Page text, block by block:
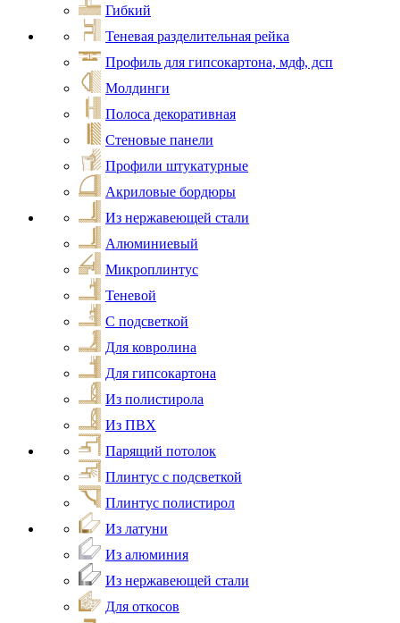
Гибкий
Теневая разделительная рейка
Профиль для гипсокартона, мдф, дсп
Молдинги
Полоса декоративная
Стеновые панели
Профили штукатурные
Акриловые бордюры
Из нержавеющей стали
Алюминиевый
Микроплинтус
Теневой
С подсветкой
Для ковролина
Для гипсокартона
Из полистирола
Из ПВХ
Парящий потолок
Плинтус с подсветкой
Плинтус полистирол
Из латуни
Из алюминия
Из нержавеющей стали
Для откосов